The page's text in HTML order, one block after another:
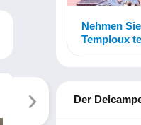
Nehmen
Temploux
Der